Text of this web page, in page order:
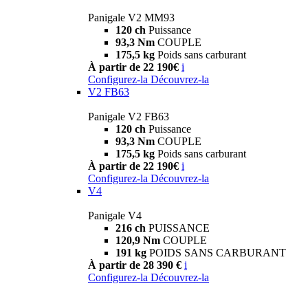
Panigale V2 MM93
120 ch Puissance
93,3 Nm COUPLE
175,5 kg Poids sans carburant
À partir de 22 190€ i
Configurez-la Découvrez-la
V2 FB63
Panigale V2 FB63
120 ch Puissance
93,3 Nm COUPLE
175,5 kg Poids sans carburant
À partir de 22 190€ i
Configurez-la Découvrez-la
V4
Panigale V4
216 ch PUISSANCE
120,9 Nm COUPLE
191 kg POIDS SANS CARBURANT
À partir de 28 390 € i
Configurez-la Découvrez-la